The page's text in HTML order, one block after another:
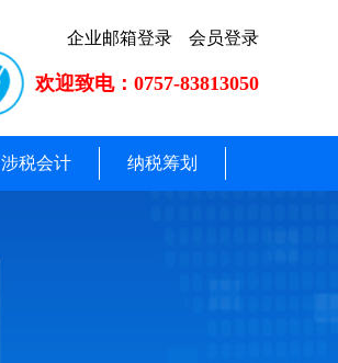
企业邮箱登录 会员登录
欢迎致电：0757-83813050
涉税会计 纳税筹划